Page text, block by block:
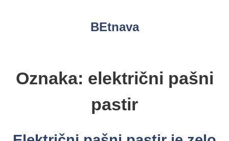
BEtnava
Oznaka: električni pašni
pastir